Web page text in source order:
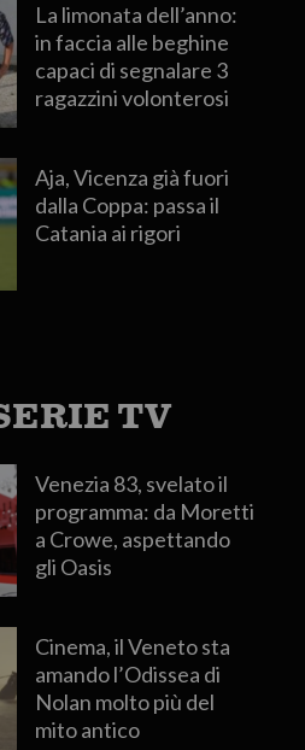
La limonata dell’anno:
in faccia alle beghine
capaci di segnalare 3
ragazzini volonterosi
Aja, Vicenza già fuori
dalla Coppa: passa il
Catania ai rigori
TV
Venezia 83, svelato il
programma: da Moretti
a Crowe, aspettando
gli Oasis
Cinema, il Veneto sta
amando l’Odissea di
Nolan molto più del
mito antico